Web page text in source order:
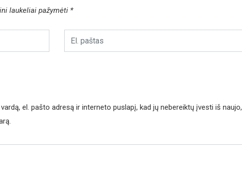
laukeliai pažymėti *
el. pašto adresą ir interneto puslapį, kad jų nebereiktų įvesti iš naujo,